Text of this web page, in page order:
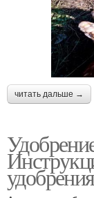
читать дальше →